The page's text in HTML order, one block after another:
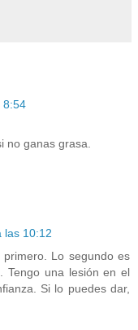
8:54
no ganas grasa.
las 10:12
Lo segundo es
Tengo una lesión en el
Si lo puedes dar,